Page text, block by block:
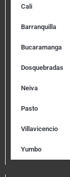
Cali
Barranquilla
Bucaramanga
Dosquebradas
Neiva
Pasto
Villavicencio
Yumbo